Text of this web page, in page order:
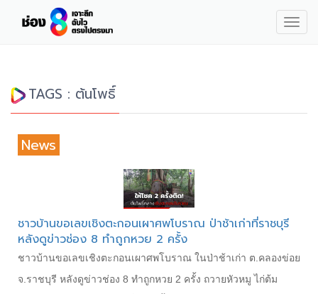
TAGS : ต้นโพธิ์
News
ชาวบ้านขอเลขเชิงตะกอนเผาศพโบราณ ป่าช้าเก่าที่ราชบุรี
หลังดูข่าวช่อง 8 ทำถูกหวย 2 ครั้ง
ชาวบ้านขอเลขเชิงตะกอนเผาศพโบราณ ในป่าช้าเก่า ต.คลองข่อย
จ.ราชบุรี หลังดูข่าวช่อง 8 ทำถูกหวย 2 ครั้ง ถวายหัวหมู ไก่ต้ม